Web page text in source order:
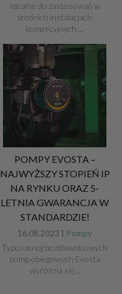
Idealne do zastosowań w
średnich instalacjach
komercyjnych,...
POMPY EVOSTA –
NAJWYŻSZY STOPIEŃ IP
NA RYNKU ORAZ 5-
LETNIA GWARANCJA W
STANDARDZIE!
16.08.2023 | Pompy
Typoszereg bezdławnicowych
pomp obiegowych Evosta
wyróżnia się...